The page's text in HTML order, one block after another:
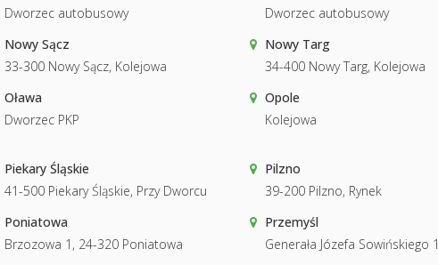
Dworzec autobusowy
Dworzec autobusowy
Nowy Sącz
33-300 Nowy Sącz, Kolejowa
Nowy Targ
34-400 Nowy Targ, Kolejowa
Oława
Dworzec PKP
Opole
Kolejowa
Piekary Śląskie
41-500 Piekary Śląskie, Przy Dworcu
Pilzno
39-200 Pilzno, Rynek
Poniatowa
Brzozowa 1, 24-320 Poniatowa
Przemyśl
Generała Józefa Sowińskiego 1